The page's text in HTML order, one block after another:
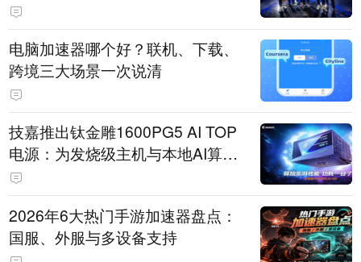
电脑加速器哪个好？联机、下载、
跨境三大场景一次说清
技嘉推出钛金雕1600PG5 AI TOP
电源：为发烧级主机与本地AI算力
打造旗舰供电方案
2026年6大热门手游加速器盘点：
国服、外服与多设备支持